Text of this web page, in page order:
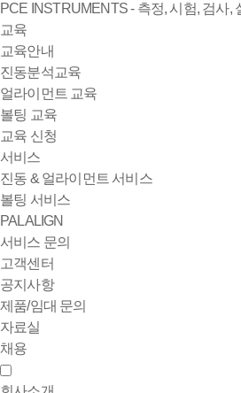
PCE INSTRUMENTS - 측정, 시험, 검사,
교육
교육안내
진동분석교육
얼라이먼트 교육
볼팅 교육
교육 신청
서비스
진동 & 얼라이먼트 서비스
볼팅 서비스
PALALIGN
서비스 문의
고객센터
공지사항
제품/임대 문의
자료실
채용